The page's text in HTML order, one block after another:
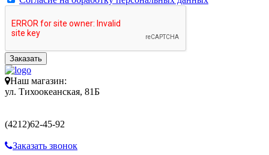
Заказать
Наш магазин:
ул. Тихоокеанская, 81Б
(4212)62-45-92
Заказать звонок